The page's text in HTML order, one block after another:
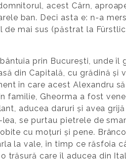
acest Cârn,
ban. Deci asta e: n-a
mai sus (păstrat la
prin București, unde îl
din Capitală, cu grădină și
în care acest Alexandru
familie, Gheorma a fost
aducea daruri și avea
se purtau pietrele de
cu moțuri și pene.
la vale, în timp ce răsfoia
trăsură care îl aducea din